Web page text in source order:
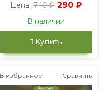
Цена: 740 ₽ 290 ₽
В наличии
Купить
В избранное Сравнить